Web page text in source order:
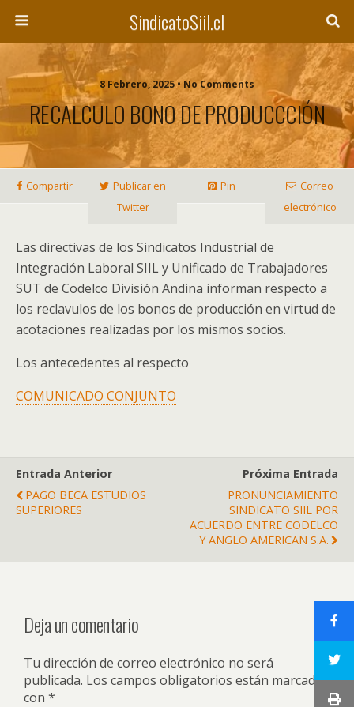
SindicatoSiil.cl
8 Febrero, 2025 • No Comments
RECALCULO BONO DE PRODUCCCIÓN
Compartir
Publicar en
Twitter
Pin
Correo
electrónico
Las directivas de los Sindicatos Industrial de
Integración Laboral SIIL y Unificado de Trabajadores
SUT de Codelco División Andina informan respecto a
los reclavulos de los bonos de producción en virtud de
acotaciones realizadas por los mismos socios.
Los antecedentes al respecto
COMUNICADO CONJUNTO
Entrada Anterior
PAGO BECA ESTUDIOS
SUPERIORES
Próxima Entrada
PRONUNCIAMIENTO
SINDICATO SIIL POR
ACUERDO ENTRE CODELCO
Y ANGLO AMERICAN S.A.
Deja un comentario
Tu dirección de correo electrónico no será
publicada. Los campos obligatorios están marcados
con *